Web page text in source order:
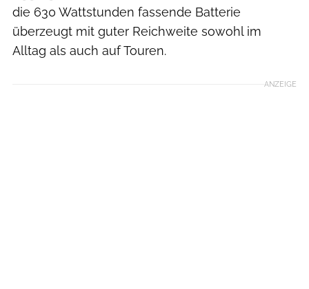
die 630 Wattstunden fassende Batterie
überzeugt mit guter Reichweite sowohl im
Alltag als auch auf Touren.
ANZEIGE